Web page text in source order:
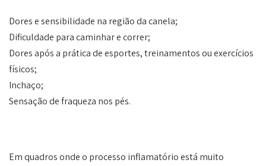
Dores e sensibilidade na região da canela;
Dificuldade para caminhar e correr;
Dores após a prática de esportes, treinamentos ou exercícios
físicos;
Inchaço;
Sensação de fraqueza nos pés.
Em quadros onde o processo inflamatório está muito